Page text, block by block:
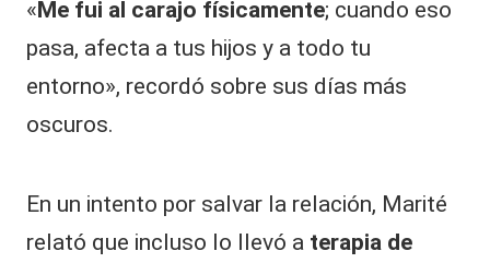
«Me fui al carajo físicamente; cuando eso
pasa, afecta a tus hijos y a todo tu
entorno», recordó sobre sus días más
oscuros.
​En un intento por salvar la relación, Marité
relató que incluso lo llevó a terapia de